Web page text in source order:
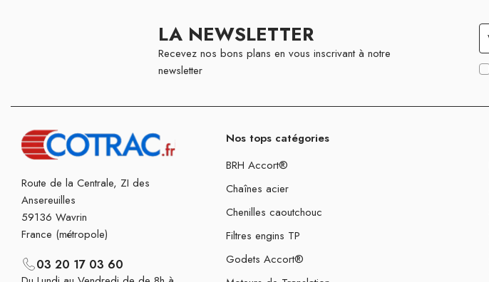
LA NEWSLETTER
Recevez nos bons plans en vous inscrivant à notre
newsletter
Route de la Centrale, ZI des
Ansereuilles
59136 Wavrin
France (métropole)
03 20 17 03 60
Nos tops catégories
BRH Accort®
Chaînes acier
Chenilles caoutchouc
Filtres engins TP
Godets Accort®